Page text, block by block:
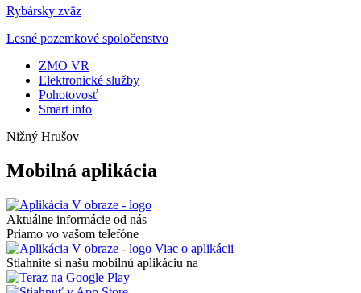
Rybársky zväz
Lesné pozemkové spoločenstvo
ZMO VR
Elektronické služby
Pohotovosť
Smart info
Nižný Hrušov
Mobilná aplikácia
Aktuálne informácie od nás
Priamo vo vašom telefóne
Viac o aplikácii
Stiahnite si našu mobilnú aplikáciu na